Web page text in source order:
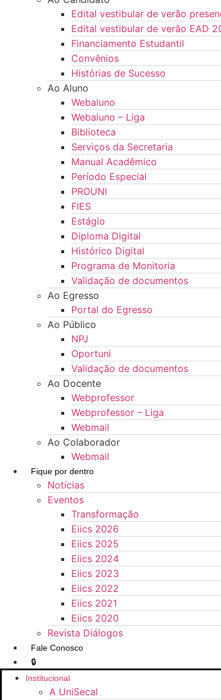
Edital vestibular de verão
Edital vestibular de verão EAD
Financiamento Estudantil
Convênios
Histórias de Sucesso
Ao Aluno
Webaluno
Webaluno – Liga
Biblioteca
Serviços da Secretaria
Manual Acadêmico
Período Especial
PROUNI
FIES
Estágio
Diploma Digital
Histórico Digital
Programa de Monitoria
Validação de documentos
Ao Egresso
Portal do Egresso
Ao Público
NPJ
Oportuni
Validação de documentos
Ao Docente
Webprofessor
Webprofessor – Liga
Webmail
Ao Colaborador
Webmail
Fique por dentro
Notícias
Eventos
Transformação
Eiics 2026
Eiics 2025
Eiics 2024
Eiics 2023
Eiics 2022
Eiics 2021
Eiics 2020
Revista Diálogos
Fale Conosco
🔒
Institucional
A UniSecal